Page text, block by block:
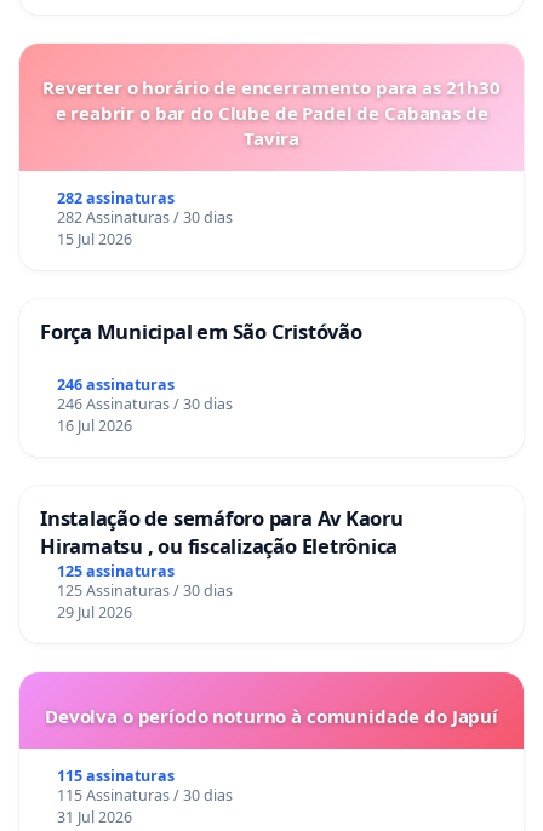
Reverter o horário de encerramento para as 21h30
e reabrir o bar do Clube de Padel de Cabanas de
Tavira
282 assinaturas
282 Assinaturas / 30 dias
15 Jul 2026
Força Municipal em São Cristóvão
246 assinaturas
246 Assinaturas / 30 dias
16 Jul 2026
Instalação de semáforo para Av Kaoru
Hiramatsu , ou fiscalização Eletrônica
125 assinaturas
125 Assinaturas / 30 dias
29 Jul 2026
Devolva o período noturno à comunidade do Japuí
115 assinaturas
115 Assinaturas / 30 dias
31 Jul 2026